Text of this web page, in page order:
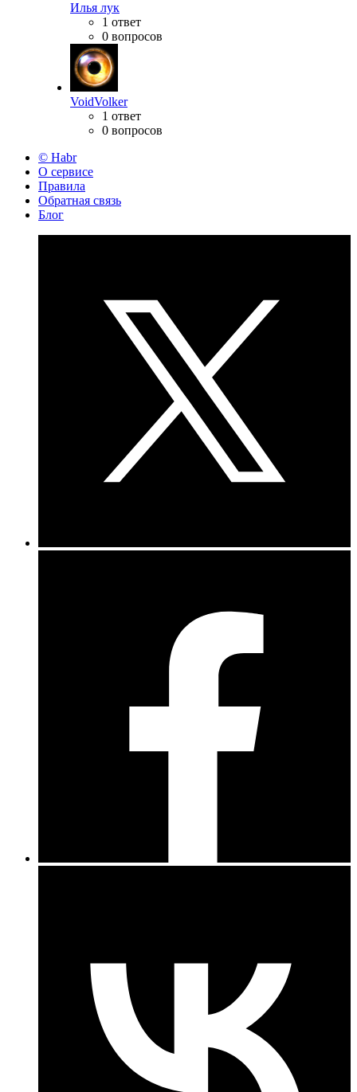
Илья лук
1 ответ
0 вопросов
VoidVolker
1 ответ
0 вопросов
© Habr
О сервисе
Правила
Обратная связь
Блог